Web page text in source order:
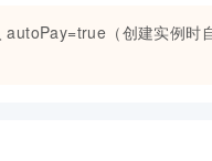
autoPay=true（创建实例时